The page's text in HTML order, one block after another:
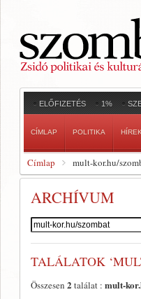
ELŐFIZETÉS 1%
CÍMLAP POLITIKA HÍREK
Címlap mult-kor.hu/
ARCHÍVUM
Szerző:
TALÁLATOK
Összesen 2 találat : mult-